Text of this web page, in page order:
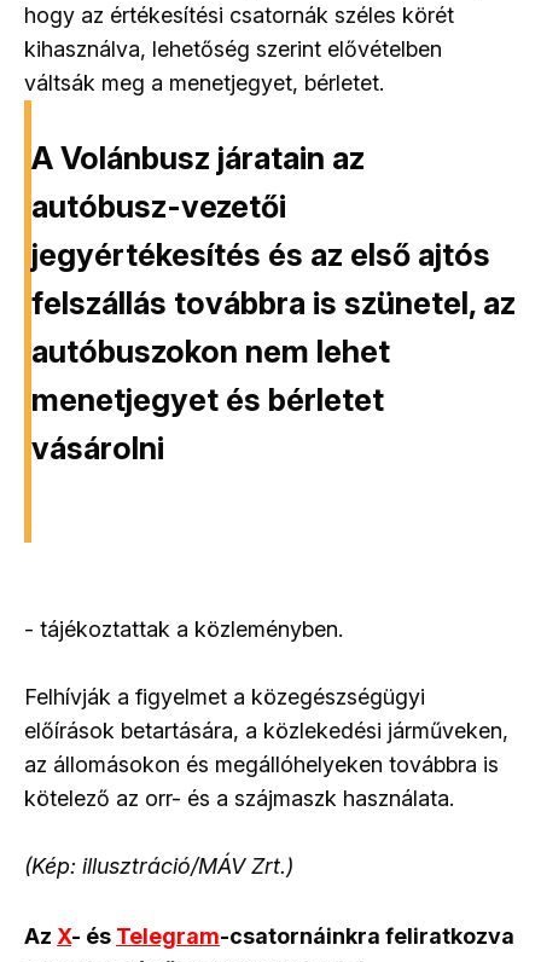
hogy az értékesítési csatornák széles körét
kihasználva, lehetőség szerint elővételben
váltsák meg a menetjegyet, bérletet.
A Volánbusz járatain az
autóbusz-vezetői
jegyértékesítés és az első ajtós
felszállás továbbra is szünetel, az
autóbuszokon nem lehet
menetjegyet és bérletet
vásárolni
- tájékoztattak a közleményben.
Felhívják a figyelmet a közegészségügyi
előírások betartására, a közlekedési járműveken,
az állomásokon és megállóhelyeken továbbra is
kötelező az orr- és a szájmaszk használata.
(Kép: illusztráció/MÁV Zrt.)
Az X- és Telegram-csatornáinkra feliratkozva